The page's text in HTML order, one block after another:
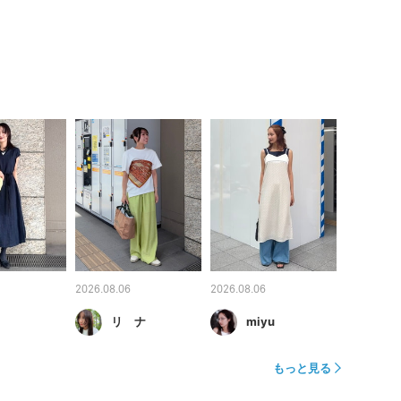
2026.08.06
リ ナ
2026.08.06
miyu
もっと見る